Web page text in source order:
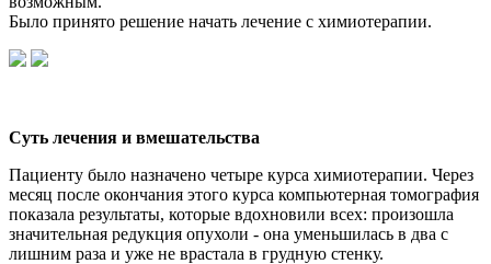
Было принято решение начать лечение с химиотерапии.
Суть лечения и вмешательства
Пациенту было назначено четыре курса химиотерапии. Через
месяц после окончания этого курса компьютерная томография
показала результаты, которые вдохновили всех: произошла
значительная редукция опухоли - она уменьшилась в два с
лишним раза и уже не врастала в грудную стенку.